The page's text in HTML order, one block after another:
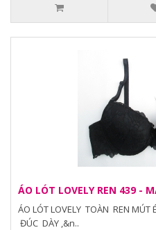
ÁO LÓT LOVELY REN 439 -
ÁO LÓT LOVELY TOÀN REN
ĐÚC DÀY ,&n..